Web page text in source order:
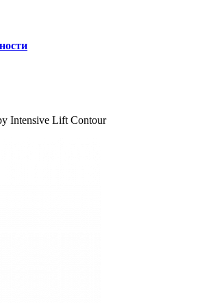
Intensive Lift Contour